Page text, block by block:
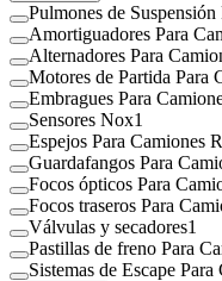
Pulmones de
Amortiguadores Para
Alternadores Para
Motores de Partida Para
Embragues Para
Sensores Nox1
Espejos Para Camiones
Guardafangos Para
Focos ópticos Para
Focos traseros Para
Válvulas y secadores1
Pastillas de freno Para
Sistemas de Escape